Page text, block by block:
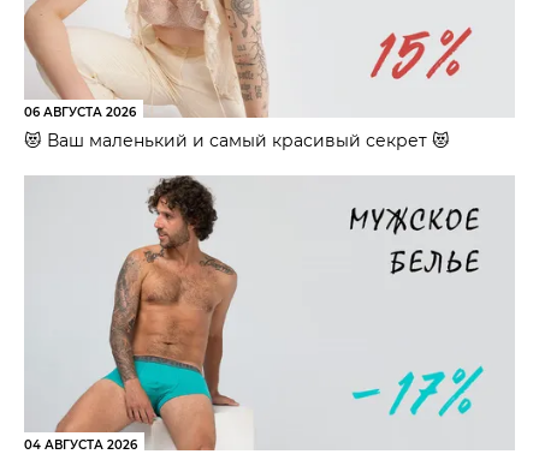
06 АВГУСТА 2026
😻 Ваш маленький и самый красивый секрет 😻
04 АВГУСТА 2026